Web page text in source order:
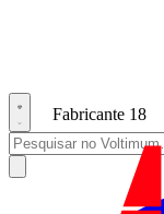
Fabricante 18